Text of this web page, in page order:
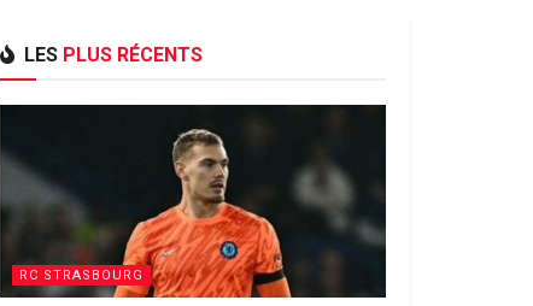
LES PLUS RÉCENTS
RC STRASBOURG